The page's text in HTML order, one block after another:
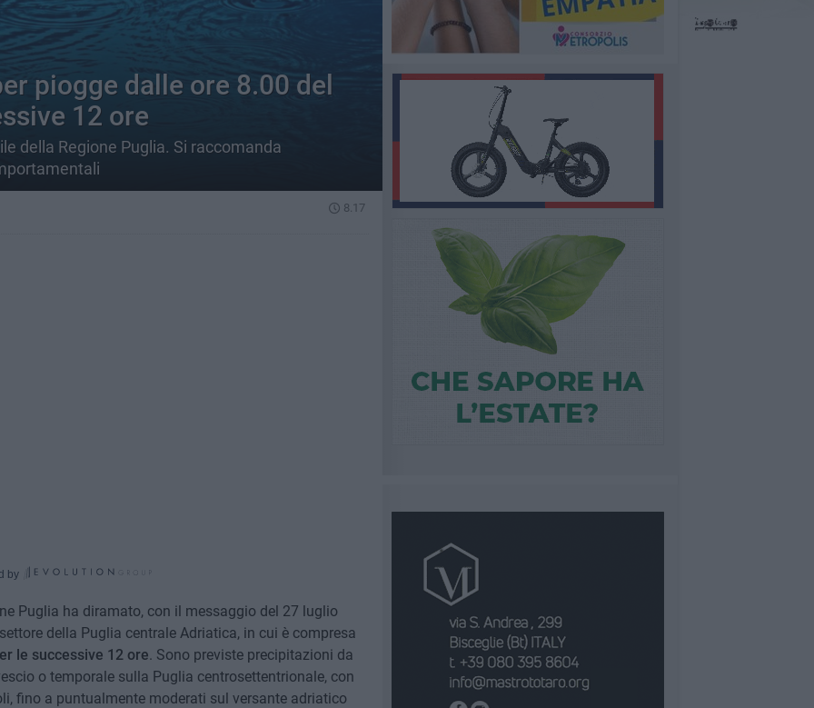
piogge dalle ore 8.00 del
12 ore
della Regione Puglia. Si raccomanda
8.17
by
Puglia ha diramato, con il messaggio del 27 luglio
della Puglia centrale Adriatica, in cui è compresa
le successive 12 ore. Sono previste precipitazioni da
o temporale sulla Puglia centrosettentrionale, con
fino a puntualmente moderati sul versante adriatico